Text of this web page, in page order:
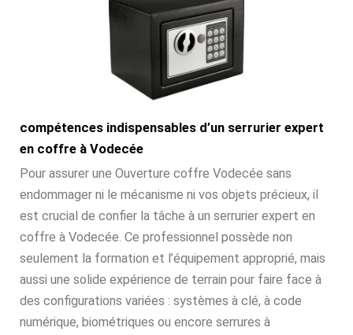
compétences indispensables d’un serrurier expert
en coffre à Vodecée
Pour assurer une Ouverture coffre Vodecée sans
endommager ni le mécanisme ni vos objets précieux, il
est crucial de confier la tâche à un serrurier expert en
coffre à Vodecée. Ce professionnel possède non
seulement la formation et l’équipement approprié, mais
aussi une solide expérience de terrain pour faire face à
des configurations variées : systèmes à clé, à code
numérique, biométriques ou encore serrures à